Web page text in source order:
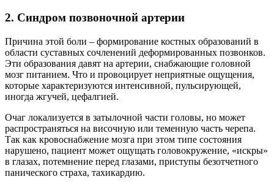
2. Синдром позвоночной артерии
Причина этой боли – формирование костных образований в
области суставных сочленений деформированных позвонков.
Эти образования давят на артерии, снабжающие головной
мозг питанием. Что и провоцирует неприятные ощущения,
которые характеризуются интенсивной, пульсирующей,
иногда жгучей, цефалгией.
Очаг локализуется в затылочной части головы, но может
распространяться на височную или теменную часть черепа.
Так как кровоснабжение мозга при этом типе состояния
нарушено, пациент может ощущать головокружение, «искры»
в глазах, потемнение перед глазами, приступы безотчетного
панического страха, тахикардию.